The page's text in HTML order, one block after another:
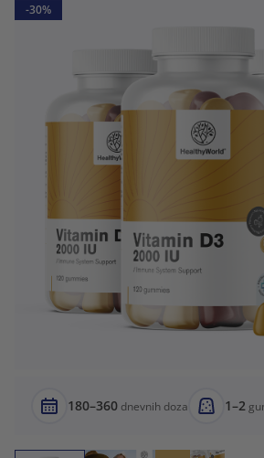
-30%
180–360dnevnih doza 1–2